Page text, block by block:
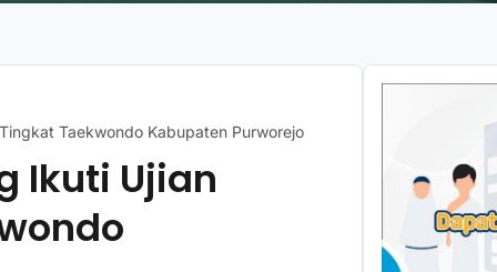
Taekwondo Kabupaten Purworejo
Ikuti Ujian